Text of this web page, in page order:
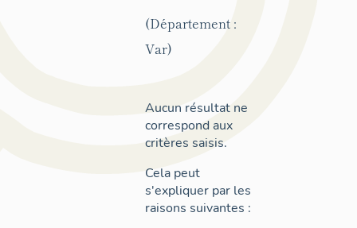
(Département :
Var)
Aucun résultat ne
correspond aux
critères saisis.
Cela peut
s'expliquer par les
raisons suivantes :